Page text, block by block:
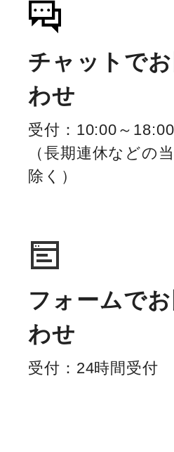
チャットで
わせ
受付：10:00～18:00
（長期連休などの
除く）
フォームで
わせ
受付：24時間受付